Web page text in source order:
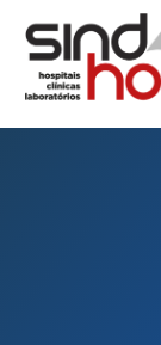
para
conteúdo